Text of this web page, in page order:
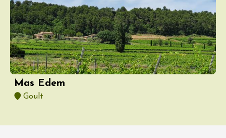
Mas Edem
Goult